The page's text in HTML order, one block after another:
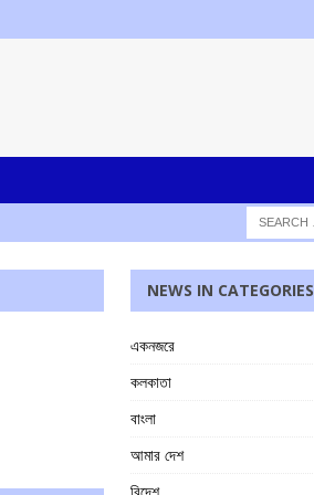
NEWS IN CATEGORIES
একনজরে
কলকাতা
বাংলা
আমার দেশ